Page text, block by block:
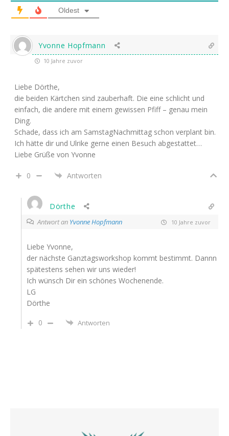
Oldest
Yvonne Hopfmann
10 Jahre zuvor
Liebe Dörthe,
die beiden Kärtchen sind zauberhaft. Die eine schlicht und
einfach, die andere mit einem gewissen Pfiff – genau mein
Ding.
Schade, dass ich am SamstagNachmittag schon verplant bin.
Ich hätte dir und Ulrike gerne einen Besuch abgestattet…
Liebe Grüße von Yvonne
0 Antworten
Dörthe
Antwort an Yvonne Hopfmann 10 Jahre zuvor
Liebe Yvonne,
der nächste Ganztagsworkshop kommt bestimmt. Dannn
spätestens sehen wir uns wieder!
Ich wünsch Dir ein schönes Wochenende.
LG
Dörthe
0
Antworten